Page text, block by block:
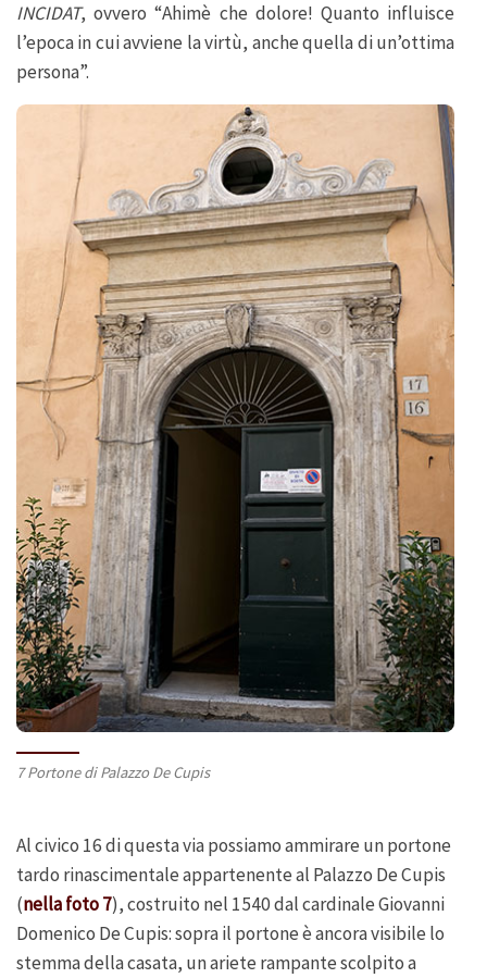
INCIDAT, ovvero “Ahimè che dolore! Quanto influisce
l’epoca in cui avviene la virtù, anche quella di un’ottima
persona”.
7 Portone di Palazzo De Cupis
Al civico 16 di questa via possiamo ammirare un portone
tardo rinascimentale appartenente al Palazzo De Cupis
(nella foto 7), costruito nel 1540 dal cardinale Giovanni
Domenico De Cupis: sopra il portone è ancora visibile lo
stemma della casata, un ariete rampante scolpito a